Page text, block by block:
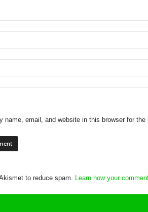
name, email, and website in this browser for
to reduce spam. Learn how your